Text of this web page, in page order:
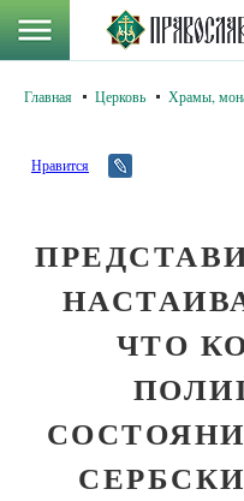
Главная Церковь Храмы,
Нравится
ЧТО